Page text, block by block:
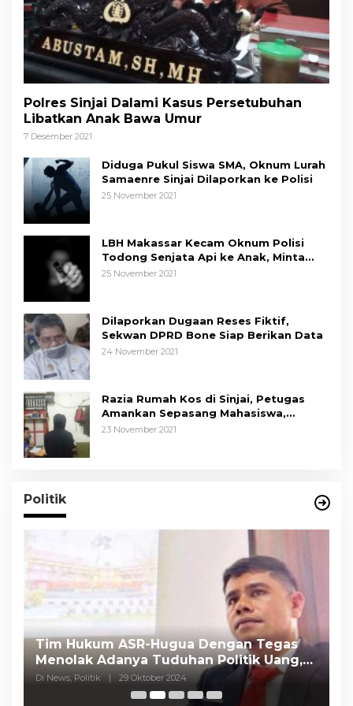
Polres Sinjai Dalami Kasus Persetubuhan
Libatkan Anak Bawa Umur
7 Desember 2021
Diduga Pukul Siswa SMA, Oknum Lurah
Samaenre Sinjai Dilaporkan ke Polisi
25 November 2021
LBH Makassar Kecam Oknum Polisi
Todong Senjata Api ke Anak, Minta
Kapolda Sulsel Tindak Tegas
25 November 2021
Dilaporkan Dugaan Reses Fiktif,
Sekwan DPRD Bone Siap Berikan Data
24 November 2021
Razia Rumah Kos di Sinjai, Petugas
Amankan Sepasang Mahasiswa,
Mengaku Berpacaran
23 November 2021
Politik
Tim Hukum ASR-Hugua Dengan Tegas
Menolak Adanya Tuduhan Politik Uang,
Pasar Murah Tidak Dilaksanakan Oleh
Di News, Politik | 29 Oktober 2024